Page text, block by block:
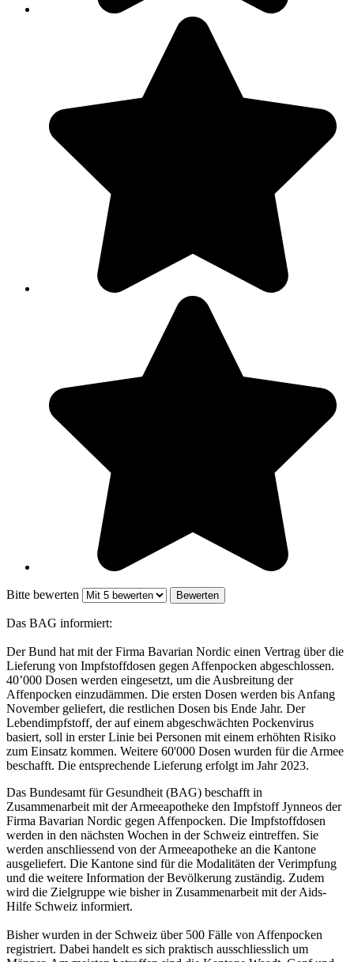
Bitte bewerten
Das BAG informiert:
Der Bund hat mit der Firma Bavarian Nordic einen Vertrag über die
Lieferung von Impfstoffdosen gegen Affenpocken abgeschlossen.
40’000 Dosen werden eingesetzt, um die Ausbreitung der
Affenpocken einzudämmen. Die ersten Dosen werden bis Anfang
November geliefert, die restlichen Dosen bis Ende Jahr. Der
Lebendimpfstoff, der auf einem abgeschwächten Pockenvirus
basiert, soll in erster Linie bei Personen mit einem erhöhten Risiko
zum Einsatz kommen. Weitere 60'000 Dosen wurden für die Armee
beschafft. Die entsprechende Lieferung erfolgt im Jahr 2023.
Das Bundesamt für Gesundheit (BAG) beschafft in
Zusammenarbeit mit der Armeeapotheke den Impfstoff Jynneos der
Firma Bavarian Nordic gegen Affenpocken. Die Impfstoffdosen
werden in den nächsten Wochen in der Schweiz eintreffen. Sie
werden anschliessend von der Armeeapotheke an die Kantone
ausgeliefert. Die Kantone sind für die Modalitäten der Verimpfung
und die weitere Information der Bevölkerung zuständig. Zudem
wird die Zielgruppe wie bisher in Zusammenarbeit mit der Aids-
Hilfe Schweiz informiert.
Bisher wurden in der Schweiz über 500 Fälle von Affenpocken
registriert. Dabei handelt es sich praktisch ausschliesslich um